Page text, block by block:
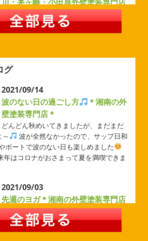
＊
は(#^.^#)
例年より過ごしやすい気温が
かがお過ごしでしょうか？ 先日は毎年恒
いのでいい運動になりました
...
2026/05/31
ベルマーレ
川・茅ヶ崎・小田原外壁塗装専門店
＊
は(#^.^#)
先日は試合の応援に行ったの
せようと思います
今シーズン初の応
しい担当のキクチさんにも会えました
よろしくお願いいたします
自転車
＊横浜・藤沢・寒川・茅
ヶ崎・小田原外壁塗装専門店＊
みなさんこんにちは
ＧＷはいかがお
日は娘と海沿いにある公園で自転車の練
た
今まではキックボード派だったので
グ
2021/09/14
波のない日の過ごし方
＊湘南の外
壁塗装専門店＊
どんどん秋めいてきましたが、まだまだ
波が全然なかったので、サップ日和
ボートで波のない日も楽しめました
年はコロナがおさまって夏を満喫できま
2021/09/03
先週のヨガ＊湘南の外壁塗装専門店
＊
先週のヨガ はい、可愛い～
ダウンド
だいぶヨガがお上手に
伸ばしてる後